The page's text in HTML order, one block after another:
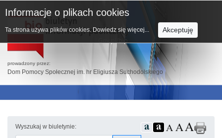
prowadzony przez:
Dom Pomocy Społecznej im. hr Eligiusza Suchodolskiego
Wyszukaj w biuletynie:
Informacje o plikach cookies
Ta strona używa plików cookies. Dowiedz się więcej... Akceptuję